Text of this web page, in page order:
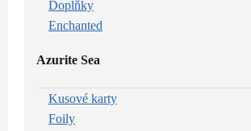
Doplňky
Enchanted
Azurite Sea
Kusové karty
Foily